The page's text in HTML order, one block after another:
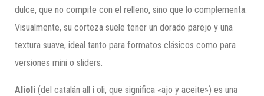
dulce, que no compite con el relleno, sino que lo complementa.
Visualmente, su corteza suele tener un dorado parejo y una
textura suave, ideal tanto para formatos clásicos como para
versiones mini o sliders.
Alioli (del catalán all i oli, que significa «ajo y aceite») es una